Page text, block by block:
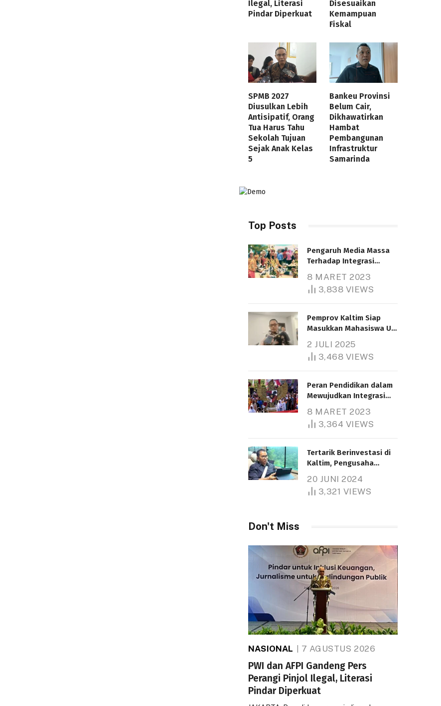
Ilegal, Literasi
Pindar Diperkuat
Disesuaikan
Kemampuan
Fiskal
SPMB 2027
Diusulkan Lebih
Antisipatif, Orang
Tua Harus Tahu
Sekolah Tujuan
Sejak Anak Kelas
5
Bankeu Provinsi
Belum Cair,
Dikhawatirkan
Hambat
Pembangunan
Infrastruktur
Samarinda
Top Posts
Pengaruh Media Massa
Terhadap Integrasi
8 MARET 2023
3,838 VIEWS
Pemprov Kaltim Siap
Masukkan Mahasiswa UT
Bantuan Pendidikan
Gratispol
2 JULI 2025
3,468 VIEWS
Peran Pendidikan dalam
Mewujudkan Integrasi
8 MARET 2023
3,364 VIEWS
Tertarik Berinvestasi di
Kaltim, Pengusaha
1.000 Hektare
20 JUNI 2024
3,321 VIEWS
Don't Miss
NASIONAL 7 AGUSTUS 2026
PWI dan AFPI Gandeng Pers
Perangi Pinjol Ilegal, Literasi
Pindar Diperkuat